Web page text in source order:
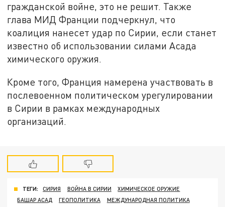
гражданской войне, это не решит. Также
глава МИД Франции подчеркнул, что
коалиция нанесет удар по Сирии, если станет
известно об использовании силами Асада
химического оружия.
Кроме того, Франция намерена участвовать в
послевоенном политическом урегулировании
в Сирии в рамках международных
организаций.
ТЕГИ: СИРИЯ ВОЙНА В СИРИИ
ХИМИЧЕСКОЕ ОРУЖИЕ
БАШАР АСАД
ГЕОПОЛИТИКА
МЕЖДУНАРОДНАЯ ПОЛИТИКА